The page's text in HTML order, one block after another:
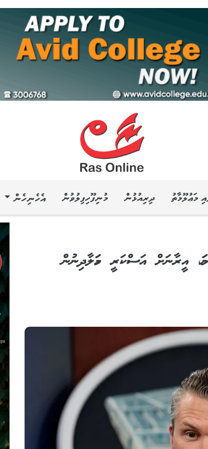
މަޢުލޫމާތު ދިރިއުޅުން މުނިފޫހިފިލުވުން އެހެނިހެން
އީރާނަށް އަސްކަރީ ހަމަލާދިނުން